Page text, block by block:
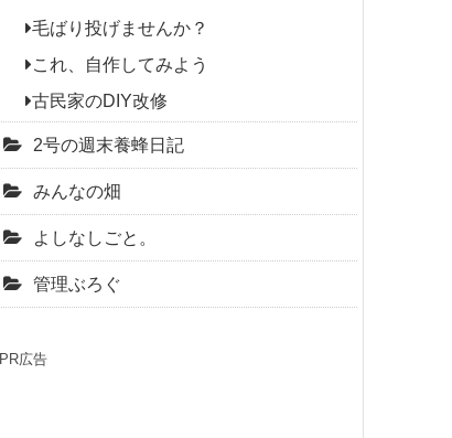
毛ばり投げませんか？
これ、自作してみよう
古民家のDIY改修
2号の週末養蜂日記
みんなの畑
よしなしごと。
管理ぶろぐ
PR広告